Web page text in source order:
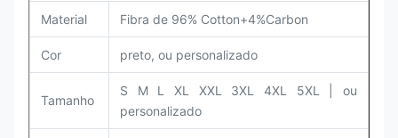
Material Fibra de 96% Cotton+4%Carbon
Cor preto, ou personalizado
Tamanho
S M L XL XXL 3XL 4XL 5XL | ou
personalizado